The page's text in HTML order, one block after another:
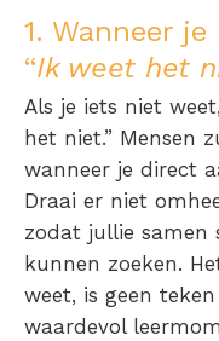
1. Wanneer
“Ik weet het
Als je iets niet
het niet.” Mensen
wanneer je direct
Draai er niet
zodat jullie samen
kunnen zoeken.
weet, is geen
waardevol